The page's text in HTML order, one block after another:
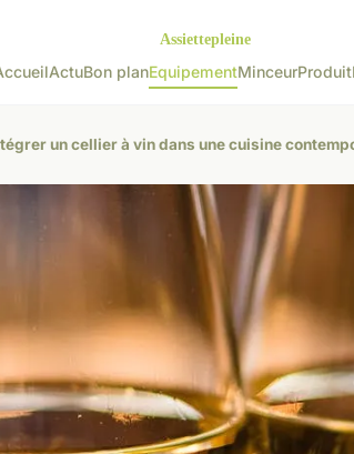
ActuBon planEquipementMinceurProduit
un cellier à vin dans une cuisine